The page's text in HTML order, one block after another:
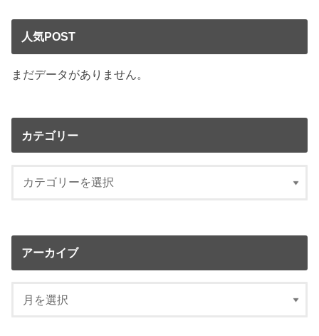
人気POST
まだデータがありません。
カテゴリー
アーカイブ